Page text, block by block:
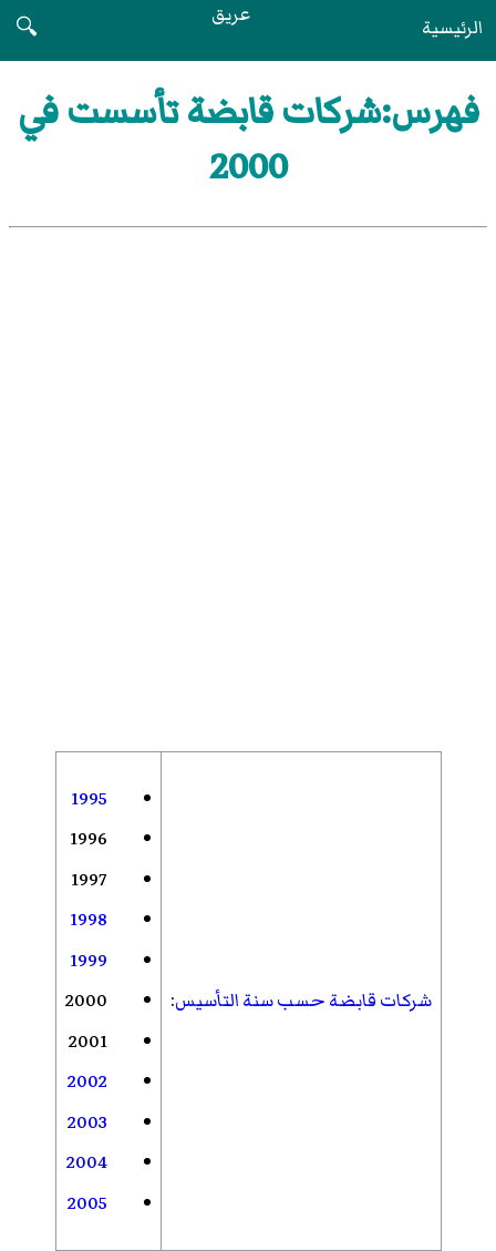
الرئيسية عريق
🔍
فهرس:شركات قابضة تأسست في
2000
شركات قابضة حسب سنة التأسيس:
1995
1996
1997
1998
1999
2000
2001
2002
2003
2004
2005